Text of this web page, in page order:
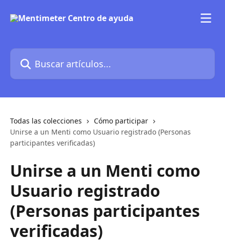
Buscar artículos...
Todas las colecciones
Cómo participar
Unirse a un Menti como Usuario registrado (Personas
participantes verificadas)
Unirse a un Menti como
Usuario registrado
(Personas participantes
verificadas)